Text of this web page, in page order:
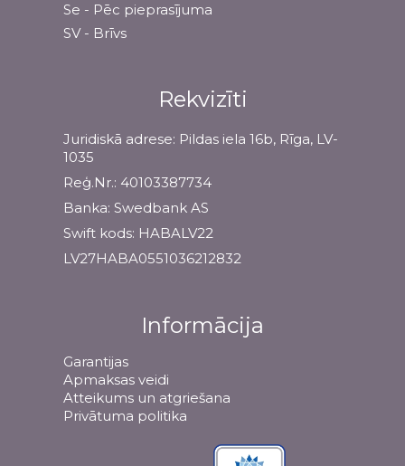
Se - Pēc pieprasījuma
SV - Brīvs
Rekvizīti
Juridiskā adrese: Pildas iela 16b, Rīga, LV-
1035
Reģ.Nr.: 40103387734
Banka: Swedbank AS
Swift kods: HABALV22
LV27HABA0551036212832
Informācija
Garantijas
Apmaksas veidi
Atteikums un atgriešana
Privātuma politika